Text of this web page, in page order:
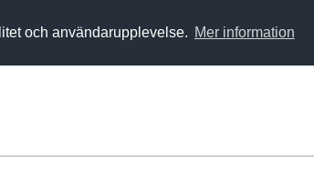
och användarupplevelse. Mer information